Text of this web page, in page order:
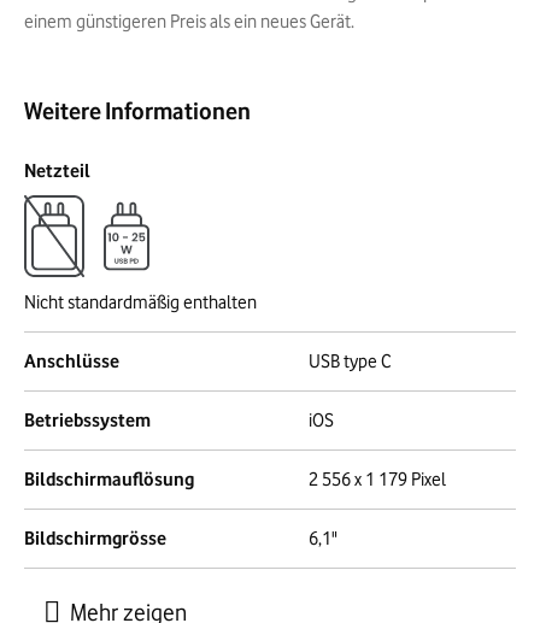
einem günstigeren Preis als ein neues Gerät.
Weitere Informationen
Netzteil
Nicht standardmäßig enthalten
Anschlüsse USB type C
Betriebssystem iOS
Bildschirmauflösung 2 556 x 1 179 Pixel
Bildschirmgrösse 6,1"